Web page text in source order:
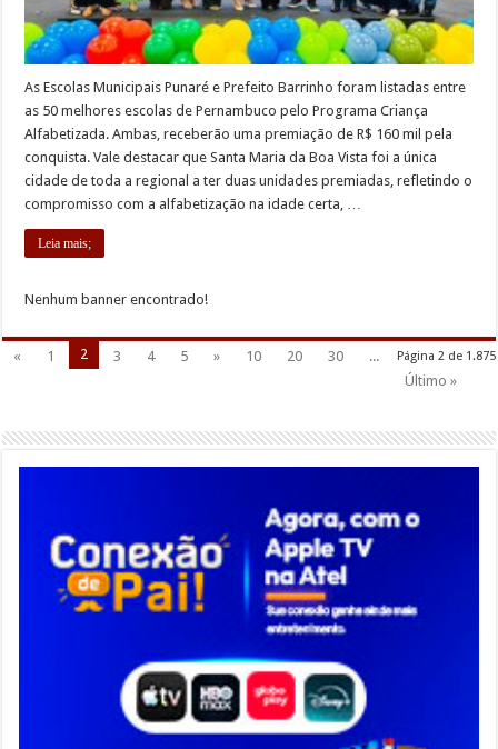
As Escolas Municipais Punaré e Prefeito Barrinho foram listadas entre
as 50 melhores escolas de Pernambuco pelo Programa Criança
Alfabetizada. Ambas, receberão uma premiação de R$ 160 mil pela
conquista. Vale destacar que Santa Maria da Boa Vista foi a única
cidade de toda a regional a ter duas unidades premiadas, refletindo o
compromisso com a alfabetização na idade certa, …
Leia mais;
Nenhum banner encontrado!
Página 2 de 1.875
« 1 2 3 4 5 » 10 20 30
...
Último »